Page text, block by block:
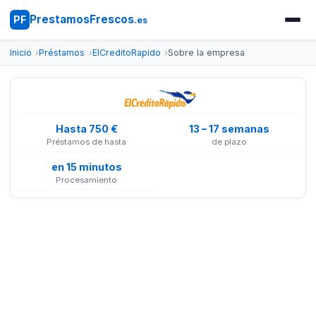
PF PrestamosFrescos.es
Inicio Préstamos ElCreditoRapido Sobre la empresa
Hasta 750 €
Préstamos de hasta
13 – 17 semanas
de plazo
en 15 minutos
Procesamiento